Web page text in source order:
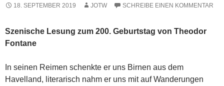
18. SEPTEMBER 2019 JOTW SCHREIBE EINEN KOMMENTAR
Szenische Lesung zum 200. Geburtstag von Theodor
Fontane
In seinen Reimen schenkte er uns Birnen aus dem
Havelland, literarisch nahm er uns mit auf Wanderungen